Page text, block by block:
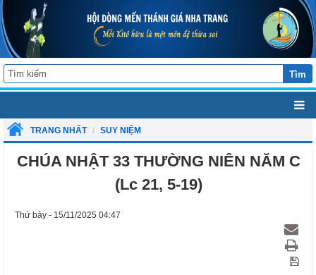
Tìm
TRANG NHẤT SUY NIỆM
CHÚA NHẬT 33 THƯỜNG NIÊN NĂM C
(Lc 21, 5-19)
Thứ bảy - 15/11/2025 04:47